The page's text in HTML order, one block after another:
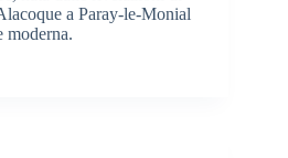
a Paray-le-Monial
moderna.